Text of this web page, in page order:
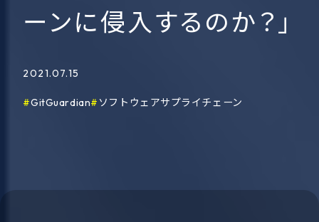
ーンに侵入するのか？」
2021.07.15
GitGuardian ソフトウェアサプライチェーン